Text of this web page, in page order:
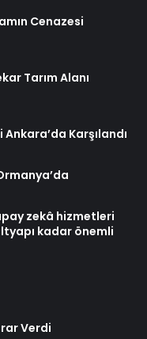
Cenazesi
Tarım Alanı
Karşılandı
zekâ hizmetleri
kadar önemli
Verdi